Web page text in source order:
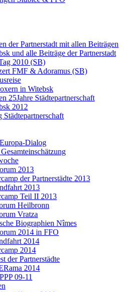
der Partnerstadt mit allen Beiträgen
und alle Beiträge der Partnerstadt
2010 (SB)
FMF & Adoramus (SB)
in Witebsk
25Jahre Städtepartnerschaft
2012
Städtepartnerschaft
Dialog
2013
der Partnerstädte 2013
2013
Teil II 2013
Heilbronn
Vratza
Biographien Nîmes
2014 in FFO
2014
2014
der Partnerstädte
2014
09-11